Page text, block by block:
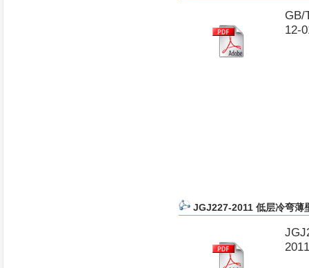
GB/
12-
JGJ227-2011 低层冷弯薄